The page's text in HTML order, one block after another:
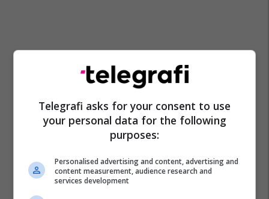
Telegrafi asks for your consent to use
your personal data for the following
purposes:
Personalised advertising and content, advertising and
content measurement, audience research and
services development